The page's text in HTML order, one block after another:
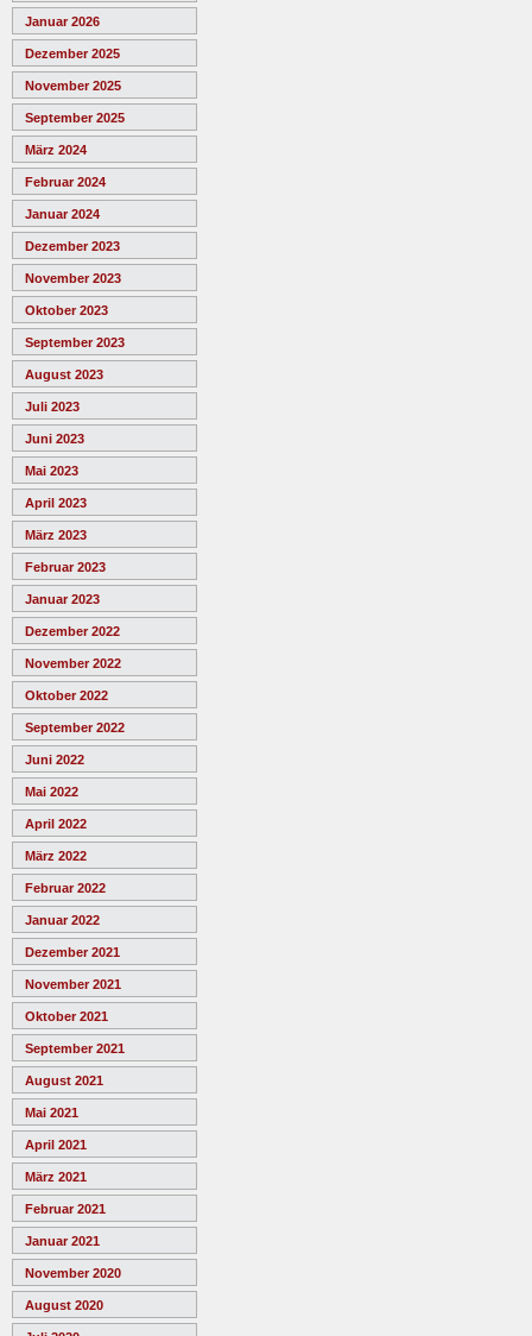
Januar 2026
Dezember 2025
November 2025
September 2025
März 2024
Februar 2024
Januar 2024
Dezember 2023
November 2023
Oktober 2023
September 2023
August 2023
Juli 2023
Juni 2023
Mai 2023
April 2023
März 2023
Februar 2023
Januar 2023
Dezember 2022
November 2022
Oktober 2022
September 2022
Juni 2022
Mai 2022
April 2022
März 2022
Februar 2022
Januar 2022
Dezember 2021
November 2021
Oktober 2021
September 2021
August 2021
Mai 2021
April 2021
März 2021
Februar 2021
Januar 2021
November 2020
August 2020